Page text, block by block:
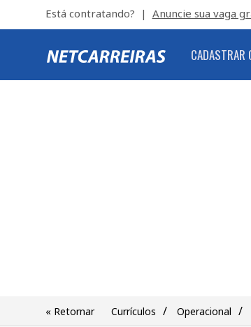
Está contratando? | Anuncie sua vaga
CADASTRAR
« Retornar Currículos / Operacional /